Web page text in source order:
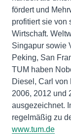
fördert und
profitiert sie von
Wirtschaft.
Singapur sowie
Peking, San
TUM haben
Diesel, Carl von
2006, 2012 und
ausgezeichnet.
regelmäßig zu
www.tum.de